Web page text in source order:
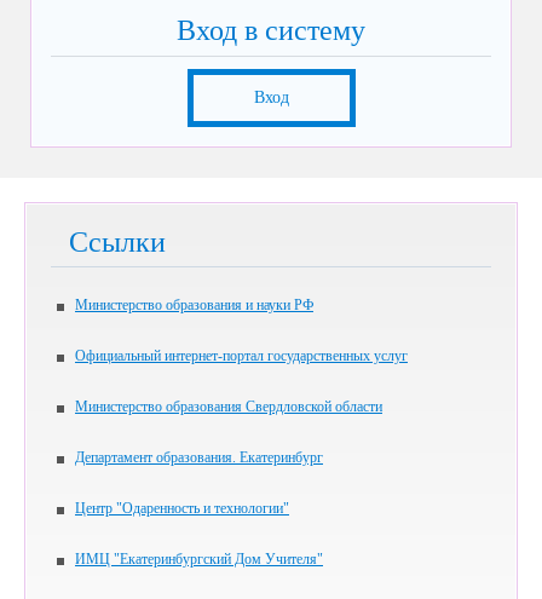
Вход в систему
Вход
Ссылки
Министерство образования и науки РФ
Официальный интернет-портал государственных услуг
Министерство образования Свердловской области
Департамент образования. Екатеринбург
Центр "Одаренность и технологии"
ИМЦ "Екатеринбургский Дом Учителя"